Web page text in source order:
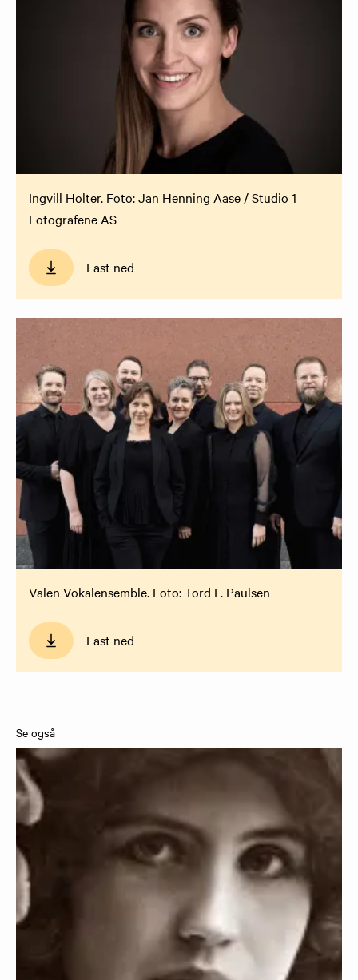
Ingvill Holter. Foto: Jan Henning Aase / Studio 1
Fotografene AS
Last ned
Valen Vokalensemble. Foto: Tord F. Paulsen
Last ned
Se også